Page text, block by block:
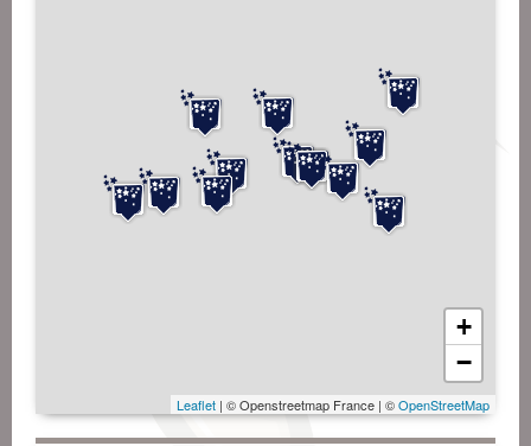
+
−
Leaflet | © Openstreetmap France | ©OpenStreetMap